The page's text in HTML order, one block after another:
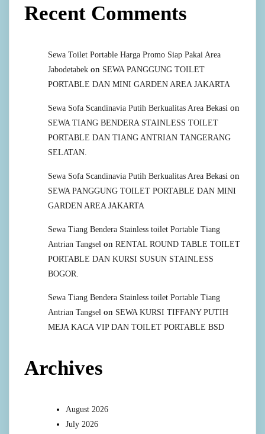
Recent Comments
Sewa Toilet Portable Harga Promo Siap Pakai Area
Jabodetabek on SEWA PANGGUNG TOILET
PORTABLE DAN MINI GARDEN AREA JAKARTA
Sewa Sofa Scandinavia Putih Berkualitas Area Bekasi on
SEWA TIANG BENDERA STAINLESS TOILET
PORTABLE DAN TIANG ANTRIAN TANGERANG
SELATAN.
Sewa Sofa Scandinavia Putih Berkualitas Area Bekasi on
SEWA PANGGUNG TOILET PORTABLE DAN MINI
GARDEN AREA JAKARTA
Sewa Tiang Bendera Stainless toilet Portable Tiang
Antrian Tangsel on RENTAL ROUND TABLE TOILET
PORTABLE DAN KURSI SUSUN STAINLESS
BOGOR.
Sewa Tiang Bendera Stainless toilet Portable Tiang
Antrian Tangsel on SEWA KURSI TIFFANY PUTIH
MEJA KACA VIP DAN TOILET PORTABLE BSD
Archives
August 2026
July 2026